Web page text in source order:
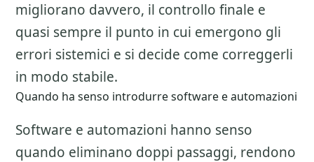
migliorano davvero, il controllo finale e
quasi sempre il punto in cui emergono gli
errori sistemici e si decide come correggerli
in modo stabile.
Quando ha senso introdurre software e automazioni
Software e automazioni hanno senso
quando eliminano doppi passaggi, rendono